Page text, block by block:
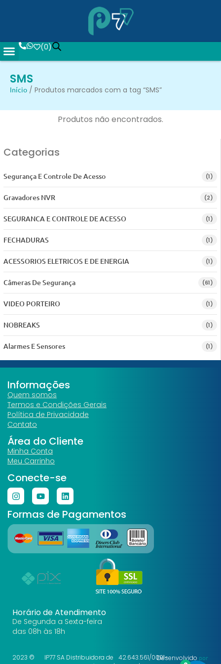
(0)
SMS
Início / Produtos marcados com a tag “SMS”
Categorias
Segurança E Controle De Acesso (1)
Gravadores NVR (2)
SEGURANCA E CONTROLE DE ACESSO (1)
FECHADURAS (1)
ACESSORIOS ELETRICOS E DE ENERGIA (1)
Câmeras De Segurança (61)
VIDEO PORTEIRO (1)
NOBREAKS (1)
Alarmes E Sensores (1)
Produtos não encontrados.
Informações
Quem somos
Termos e Condições Gerais
Política de Privacidade
Contato
Área do Cliente
Minha Conta
Meu Carrinho
Conecte-se
Formas de Pagamentos
Horário de Atendimento
De Segunda a Sexta-feira
das 08h às 18h
2023 ©
IP77 SA Distribuidora de
42.643.561/0001-Desenvolvido por